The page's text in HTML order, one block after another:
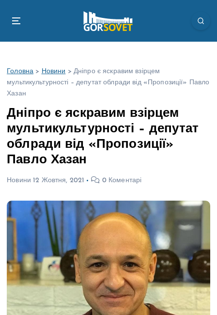
Головна > Новини > Дніпро є яскравим взірцем
мультикультурності – депутат облради від «Пропозиції» Павло
Хазан
Дніпро є яскравим взірцем
мультикультурності – депутат
облради від «Пропозиції»
Павло Хазан
Новини 12 Жовтня, 2021 0 Коментарі